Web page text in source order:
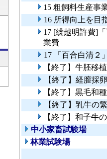
15 粗飼料生産事
16 所得向上を目
17 [繰越明許費]
業費
17 「百合白清２
【終了】牛胚移
【終了】経膣採
【終了】黒毛和
【終了】乳牛の
【終了】和子牛
中小家畜試験場
林業試験場